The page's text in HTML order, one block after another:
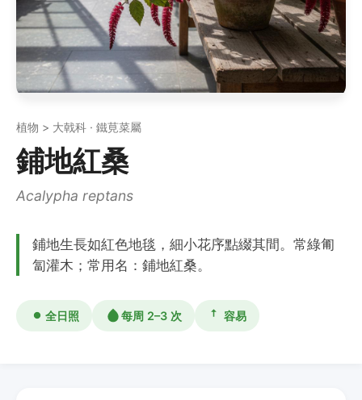
植物 > 大戟科 · 鐵莧菜屬
鋪地紅桑
Acalypha reptans
鋪地生長如紅色地毯，細小花序點綴其間。常綠匍
匐灌木；常用名：鋪地紅桑。
全日照 每周 2–3 次 容易